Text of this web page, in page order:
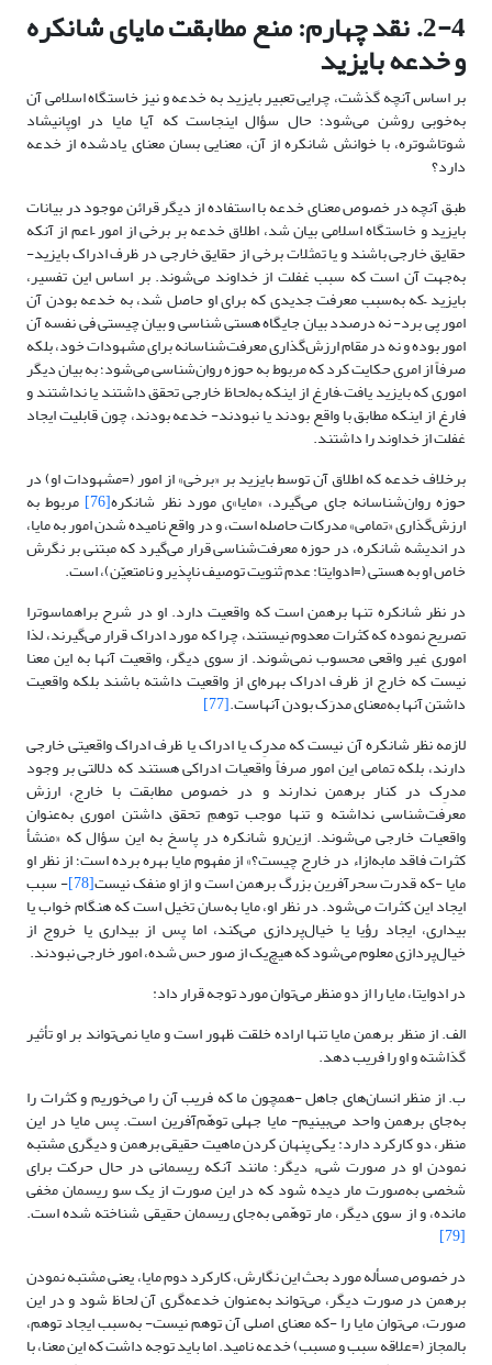
2-4. نقد چهارم: منع مطابقت مایای شانکره
و خدعه بایزید
بر اساس آنچه گذشت، چرایی تعبیر بایزید به خدعه و نیز خاستگاه اسلامی آن
به‌خوبی روشن می‌شود؛ حال سؤال اینجاست که آیا مایا در اوپانیشاد
شوتاشوتره، با خوانش شانکره از آن، معنایی بسان معنای یادشده از خدعه
دارد؟
طبق آنچه در خصوص معنای خدعه با استفاده از دیگر قرائن موجود در بیانات
بایزید و خاستگاه اسلامی بیان شد، اطلاق خدعه بر برخی از امور –اعم از آنکه
حقایق خارجی باشند و یا تمثلات برخی از حقایق خارجی در ظرف ادراک بایزید-
به‌جهت آن است که سبب غفلت از خداوند می‌شوند. بر اساس این تفسیر،
بایزید –که به‌سبب معرفت جدیدی که برای او حاصل شد، به خدعه بودن آن
امور پی برد- نه درصدد بیان جایگاه هستی شناسی و بیان چیستی فی نفسه آن
امور بوده و نه در مقام ارزش‌گذاری معرفت‌شناسانه برای مشهودات خود، بلکه
صرفاً از امری حکایت کرد که مربوط به حوزه روان‌شناسی می‎‌شود؛ به بیان دیگر
اموری که بایزید یافت –فارغ از اینکه به‌لحاظ خارجی تحقق داشتند یا نداشتند و
فارغ از اینکه مطابق با واقع بودند یا نبودند- خدعه بودند، چون قابلیت ایجاد
غفلت از خداوند را داشتند.
برخلاف خدعه که اطلاق آن توسط بایزید بر «برخی» از امور (=مشهودات او) در
حوزه روان‌شناسانه جای می‌گیرد، «مایا»ی مورد نظر شانکره[76] مربوط به
ارزش‌گذاری «تمامی» مدرکات حاصله است، و در واقع نامیده شدن امور به مایا،
در اندیشه شانکره، در حوزه معرفت‌شناسی قرار می‌گیرد که مبتنی بر نگرش
خاص او به هستی (=ادوایتا: عدم ثنویت توصیف ناپذیر و نامتعیّن)، است.
در نظر شانکره تنها برهمن است که واقعیت دارد. او در شرح براهماسوترا
تصریح نموده که کثرات معدوم نیستند، چرا که مورد ادراک قرار می‌گیرند، لذا
اموری غیر واقعی محسوب نمی‌شوند. از سوی دیگر، واقعیت آنها به این معنا
نیست که خارج از ظرف ادراک بهره‌ای از واقعیت داشته باشند بلکه واقعیت
داشتن آنها به‌معنای مدرَک بودن آنهاست.[77]
لازمه نظر شانکره آن نیست که مدرِک یا ادراک یا ظرف ادراک واقعیتی خارجی
دارند، بلکه تمامی این امور صرفاً واقعیات ادراکی هستند که دلالتی بر وجود
مدرِک در کنار برهمن ندارند و در خصوص مطابقت با خارج، ارزش
معرفت‌شناسی نداشته و تنها موجب توهمِ تحقق داشتن اموری به‌عنوان
واقعیات خارجی می‌شوند. ازین‌رو شانکره در پاسخ به این سؤال که «منشأ
کثرات فاقد مابه‌ازاء در خارج چیست؟» از مفهوم مایا بهره برده است؛ از نظر او
مایا -که قدرت سحرآفرین بزرگ برهمن است و از او منفک نیست[78] - سبب
ایجاد این کثرات می‌شود. در نظر او، مایا به‌سان تخیل است که هنگام خواب یا
بیداری، ایجاد رؤیا یا خیال‌پردازی می‌کند، اما پس از بیداری یا خروج از
خیال‌پردازی معلوم می‌شود که هیچ‌یک از صور حس شده، امور خارجی نبودند.
در ادوایتا، مایا را از دو منظر می‌توان مورد توجه قرار داد:
الف. از منظر برهمن مایا تنها اراده خلقت ظهور است و مایا نمی‌تواند بر او تأثیر
گذاشته و او را فریب دهد.
ب. از منظر انسان‌های جاهل -همچون ما که فریب آن را می‌خوریم و کثرات را
به‌جای برهمن واحد می‌بینیم- مایا جهلی توهّم‌آفرین است. پس مایا در این
منظر، دو کارکرد دارد: یکی پنهان کردن ماهیت حقیقی برهمن و دیگری مشتبه
نمودن او در صورت شیء دیگر؛ مانند آنکه ریسمانی در حال حرکت برای
شخصی به‌صورت مار دیده شود که در این صورت از یک سو ریسمان مخفی
مانده، و از سوی دیگر، مار توهّمی به‌جای ریسمان حقیقی شناخته شده است.
[79]
در خصوص مسأله مورد بحث این نگارش، کارکرد دوم مایا، یعنی مشتبه نمودن
برهمن در صورت دیگر، می‌تواند به‌عنوان خدعه‌گری آن لحاظ شود و در این
صورت، می‌توان مایا را -که معنای اصلی آن توهم نیست- به‌سبب ایجاد توهم،
بالمجاز (=علاقه سبب و مسبب) خدعه نامید. اما باید توجه داشت که این معنا، با